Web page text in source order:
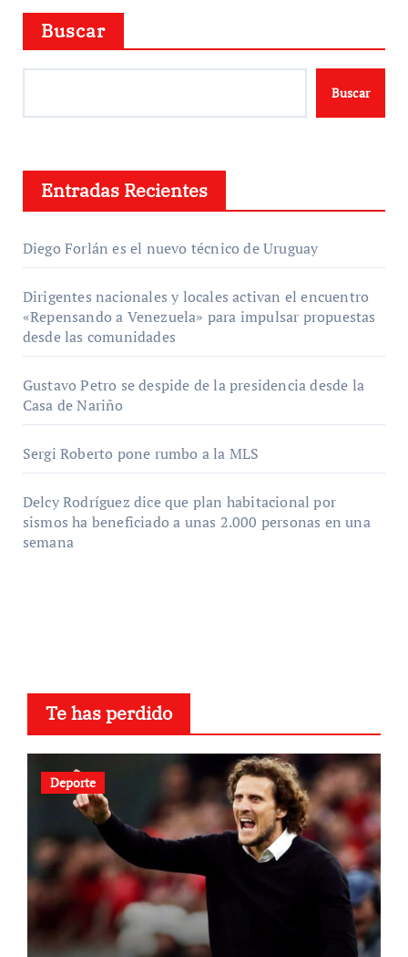
Buscar
Buscar
Entradas Recientes
Diego Forlán es el nuevo técnico de Uruguay
Dirigentes nacionales y locales activan el encuentro
«Repensando a Venezuela» para impulsar propuestas
desde las comunidades
Gustavo Petro se despide de la presidencia desde la
Casa de Nariño
Sergi Roberto pone rumbo a la MLS
Delcy Rodríguez dice que plan habitacional por
sismos ha beneficiado a unas 2.000 personas en una
semana
Te has perdido
Deporte